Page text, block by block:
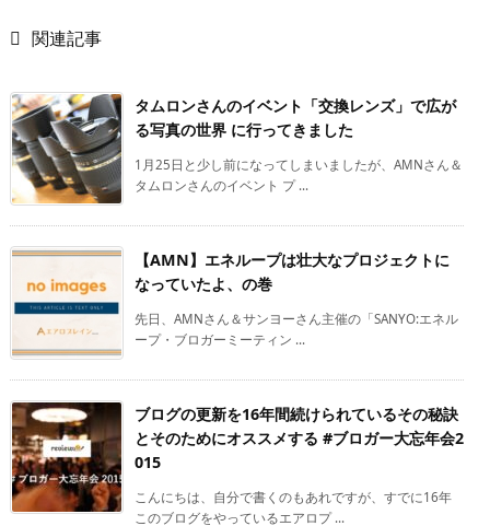
 関連記事
タムロンさんのイベント「交換レンズ」で広が
る写真の世界 に行ってきました
1月25日と少し前になってしまいましたが、AMNさん＆
タムロンさんのイベント プ ...
【AMN】エネループは壮大なプロジェクトに
なっていたよ、の巻
先日、AMNさん＆サンヨーさん主催の「SANYO:エネル
ープ・ブロガーミーティン ...
ブログの更新を16年間続けられているその秘訣
とそのためにオススメする #ブロガー大忘年会2
015
こんにちは、自分で書くのもあれですが、すでに16年
このブログをやっているエアロプ ...